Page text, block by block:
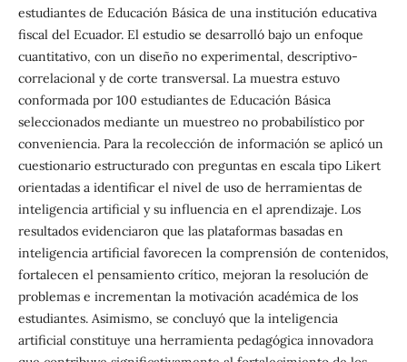
estudiantes de Educación Básica de una institución educativa
fiscal del Ecuador. El estudio se desarrolló bajo un enfoque
cuantitativo, con un diseño no experimental, descriptivo-
correlacional y de corte transversal. La muestra estuvo
conformada por 100 estudiantes de Educación Básica
seleccionados mediante un muestreo no probabilístico por
conveniencia. Para la recolección de información se aplicó un
cuestionario estructurado con preguntas en escala tipo Likert
orientadas a identificar el nivel de uso de herramientas de
inteligencia artificial y su influencia en el aprendizaje. Los
resultados evidenciaron que las plataformas basadas en
inteligencia artificial favorecen la comprensión de contenidos,
fortalecen el pensamiento crítico, mejoran la resolución de
problemas e incrementan la motivación académica de los
estudiantes. Asimismo, se concluyó que la inteligencia
artificial constituye una herramienta pedagógica innovadora